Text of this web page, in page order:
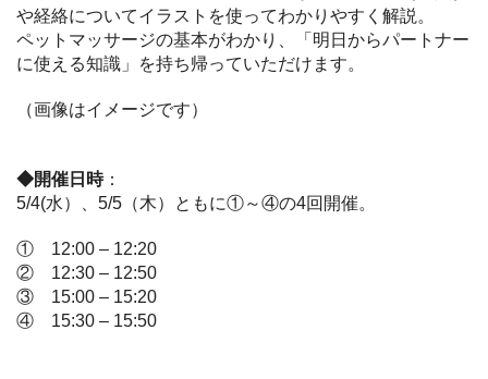
や経絡についてイラストを使ってわかりやすく解説。
ペットマッサージの基本がわかり、「明日からパートナー
に使える知識」を持ち帰っていただけます。
（画像はイメージです）
◆開催日時：
5/4(水）、5/5（木）ともに①～④の4回開催。
① 12:00 – 12:20
② 12:30 – 12:50
③ 15:00 – 15:20
④ 15:30 – 15:50